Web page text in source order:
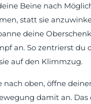
Beine nach
statt sie
deine
an. So zentrierst du
auf den Klimmzug.
nach oben, öffne
damit an.